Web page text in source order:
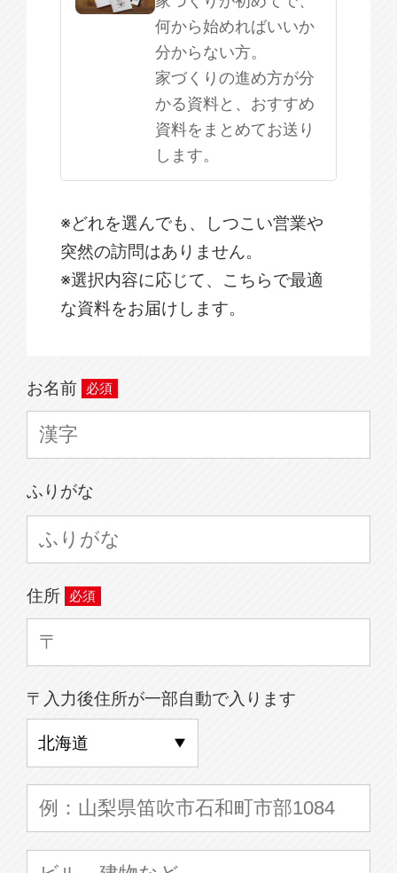
何から始めればいいか
分からない方。
家づくりの進め方が分
かる資料と、おすすめ
資料をまとめてお送り
します。
※どれを選んでも、しつこい営業や
突然の訪問はありません。
※選択内容に応じて、こちらで最適
な資料をお届けします。
お名前
ふりがな
住所
〒入力後住所が一部自動で入ります